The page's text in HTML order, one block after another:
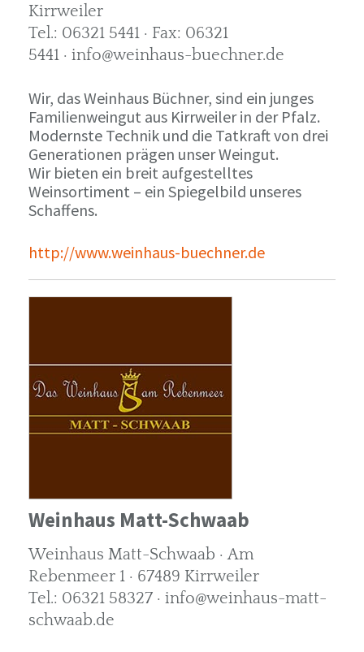
Kirrweiler
Tel.: 06321 5441 · Fax: 06321
5441 · info@weinhaus-buechner.de
Wir, das Weinhaus Büchner, sind ein junges
Familienweingut aus Kirrweiler in der Pfalz.
Modernste Technik und die Tatkraft von drei
Generationen prägen unser Weingut.
Wir bieten ein breit aufgestelltes
Weinsortiment – ein Spiegelbild unseres
Schaffens.
http://www.weinhaus-buechner.de
Weinhaus Matt-Schwaab
Weinhaus Matt-Schwaab · Am
Rebenmeer 1 · 67489 Kirrweiler
Tel.: 06321 58327 · info@weinhaus-matt-
schwaab.de